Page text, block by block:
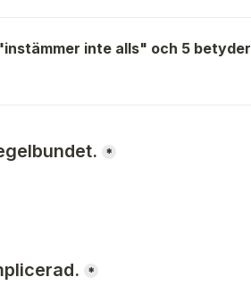
inte alls" och 5 betyder
*
*